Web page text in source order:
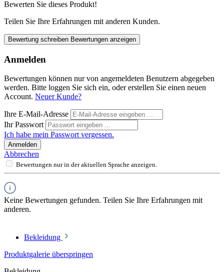
Bewerten Sie dieses Produkt!
Teilen Sie Ihre Erfahrungen mit anderen Kunden.
Bewertung schreiben Bewertungen anzeigen
Anmelden
Bewertungen können nur von angemeldeten Benutzern abgegeben
werden. Bitte loggen Sie sich ein, oder erstellen Sie einen neuen
Account. Neuer Kunde?
Ihre E-Mail-Adresse
Ihr Passwort
Ich habe mein Passwort vergessen.
Anmelden
Abbrechen
Bewertungen nur in der aktuellen Sprache anzeigen.
Keine Bewertungen gefunden. Teilen Sie Ihre Erfahrungen mit
anderen.
Bekleidung
Produktgalerie überspringen